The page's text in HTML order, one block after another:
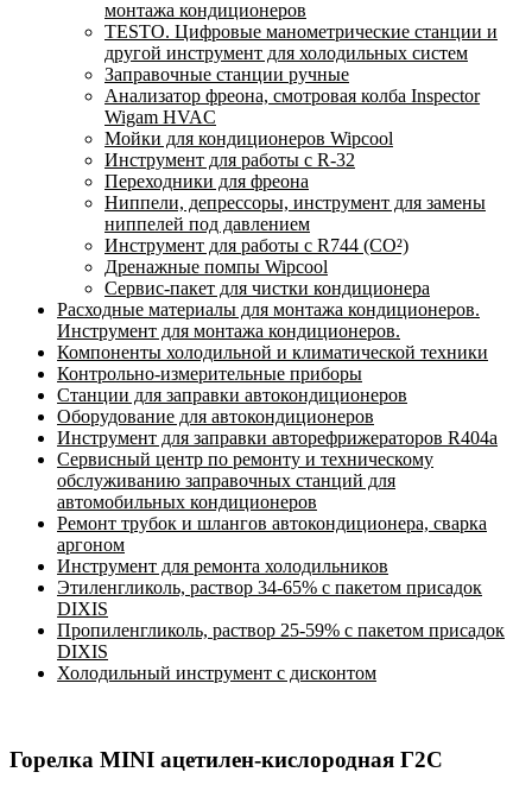
монтажа кондиционеров
TESTO. Цифровые манометрические станции и
другой инструмент для холодильных систем
Заправочные станции ручные
Анализатор фреона, смотровая колба Inspector
Wigam HVAC
Мойки для кондиционеров Wipcool
Инструмент для работы с R-32
Переходники для фреона
Ниппели, депрессоры, инструмент для замены
ниппелей под давлением
Инструмент для работы с R744 (CO²)
Дренажные помпы Wipcool
Сервис-пакет для чистки кондиционера
Расходные материалы для монтажа кондиционеров.
Инструмент для монтажа кондиционеров.
Компоненты холодильной и климатической техники
Контрольно-измерительные приборы
Станции для заправки автокондиционеров
Оборудование для автокондиционеров
Инструмент для заправки авторефрижераторов R404a
Сервисный центр по ремонту и техническому
обслуживанию заправочных станций для
автомобильных кондиционеров
Ремонт трубок и шлангов автокондиционера, сварка
аргоном
Инструмент для ремонта холодильников
Этиленгликоль, раствор 34-65% с пакетом присадок
DIXIS
Пропиленгликоль, раствор 25-59% с пакетом присадок
DIXIS
Холодильный инструмент с дисконтом
Горелка MINI ацетилен-кислородная Г2С